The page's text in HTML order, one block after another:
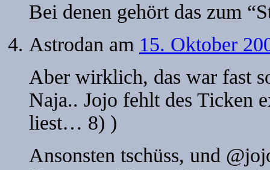
Bei denen gehört das zum
Astrodan am 15. Oktober
Aber wirklich, das war fast
Naja.. Jojo fehlt des Ticken
liest… 8) )
Ansonsten tschüss, und